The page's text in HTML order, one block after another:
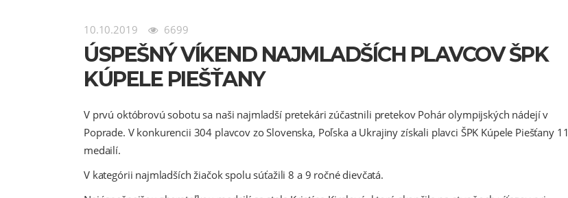
10.10.2019 6699
ÚSPEŠNÝ VÍKEND NAJMLADŠÍCH PLAVCOV ŠPK
KÚPELE PIEŠŤANY
V prvú októbrovú sobotu sa naši najmladší pretekári zúčastnili pretekov Pohár olympijských nádejí v
Poprade. V konkurencii 304 plavcov zo Slovenska, Poľska a Ukrajiny získali plavci ŠPK Kúpele Piešťany 11
medailí.
V kategórii najmladších žiačok spolu súťažili 8 a 9 ročné dievčatá.